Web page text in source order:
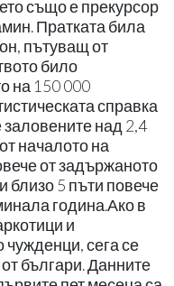
също е прекурсор
Пратката била
пътуващ от
било
на 150 000
справка
заловените над 2,4
началото на
от задържаното
близо 5 пъти повече
година.Ако в
и
сега се
българи. Данните